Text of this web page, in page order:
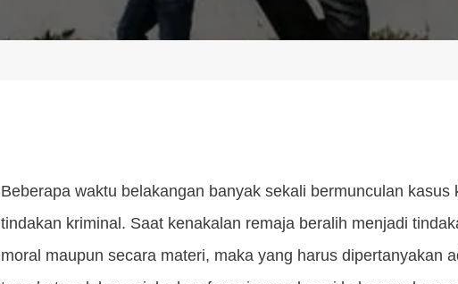
Beberapa waktu belakangan banyak sekali bermunculan
tindakan kriminal. Saat kenakalan remaja beralih menjadi
moral maupun secara materi, maka yang harus dipertanyakan